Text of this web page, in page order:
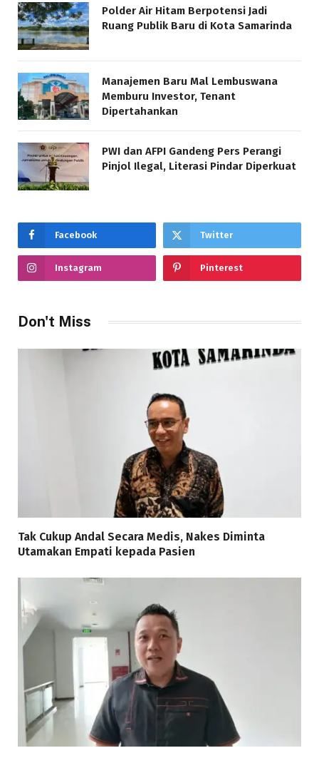
Polder Air Hitam Berpotensi Jadi
Ruang Publik Baru di Kota Samarinda
Manajemen Baru Mal Lembuswana
Memburu Investor, Tenant
Dipertahankan
PWI dan AFPI Gandeng Pers Perangi
Pinjol Ilegal, Literasi Pindar Diperkuat
Facebook Twitter
Instagram Pinterest
Don't Miss
Tak Cukup Andal Secara Medis, Nakes Diminta
Utamakan Empati kepada Pasien